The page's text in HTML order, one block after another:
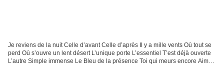
Je reviens de la nuit Celle d’avant Celle d’après Il y a mille vents Où tout se
perd Où s’ouvre un lent désert L’unique porte L’essentiel T’est déjà ouverte
L’autre Simple immense Le Bleu de la présence Toi qui meurs encore Aime